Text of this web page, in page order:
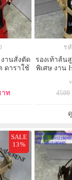
งานสั่งตัด
ดาราใช้
าท
ร
รองเท้าส้น
พิเศษ งาน
4500
SALE
13%